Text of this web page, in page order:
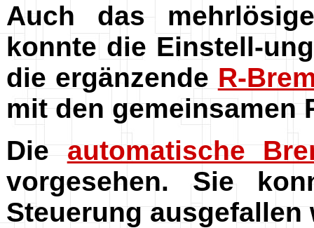
Auch das
konnte die Einstell-
die ergänzende R-
mit den gemeinsamen
Die automatische
vorgesehen. Sie
Steuerung ausgefallen